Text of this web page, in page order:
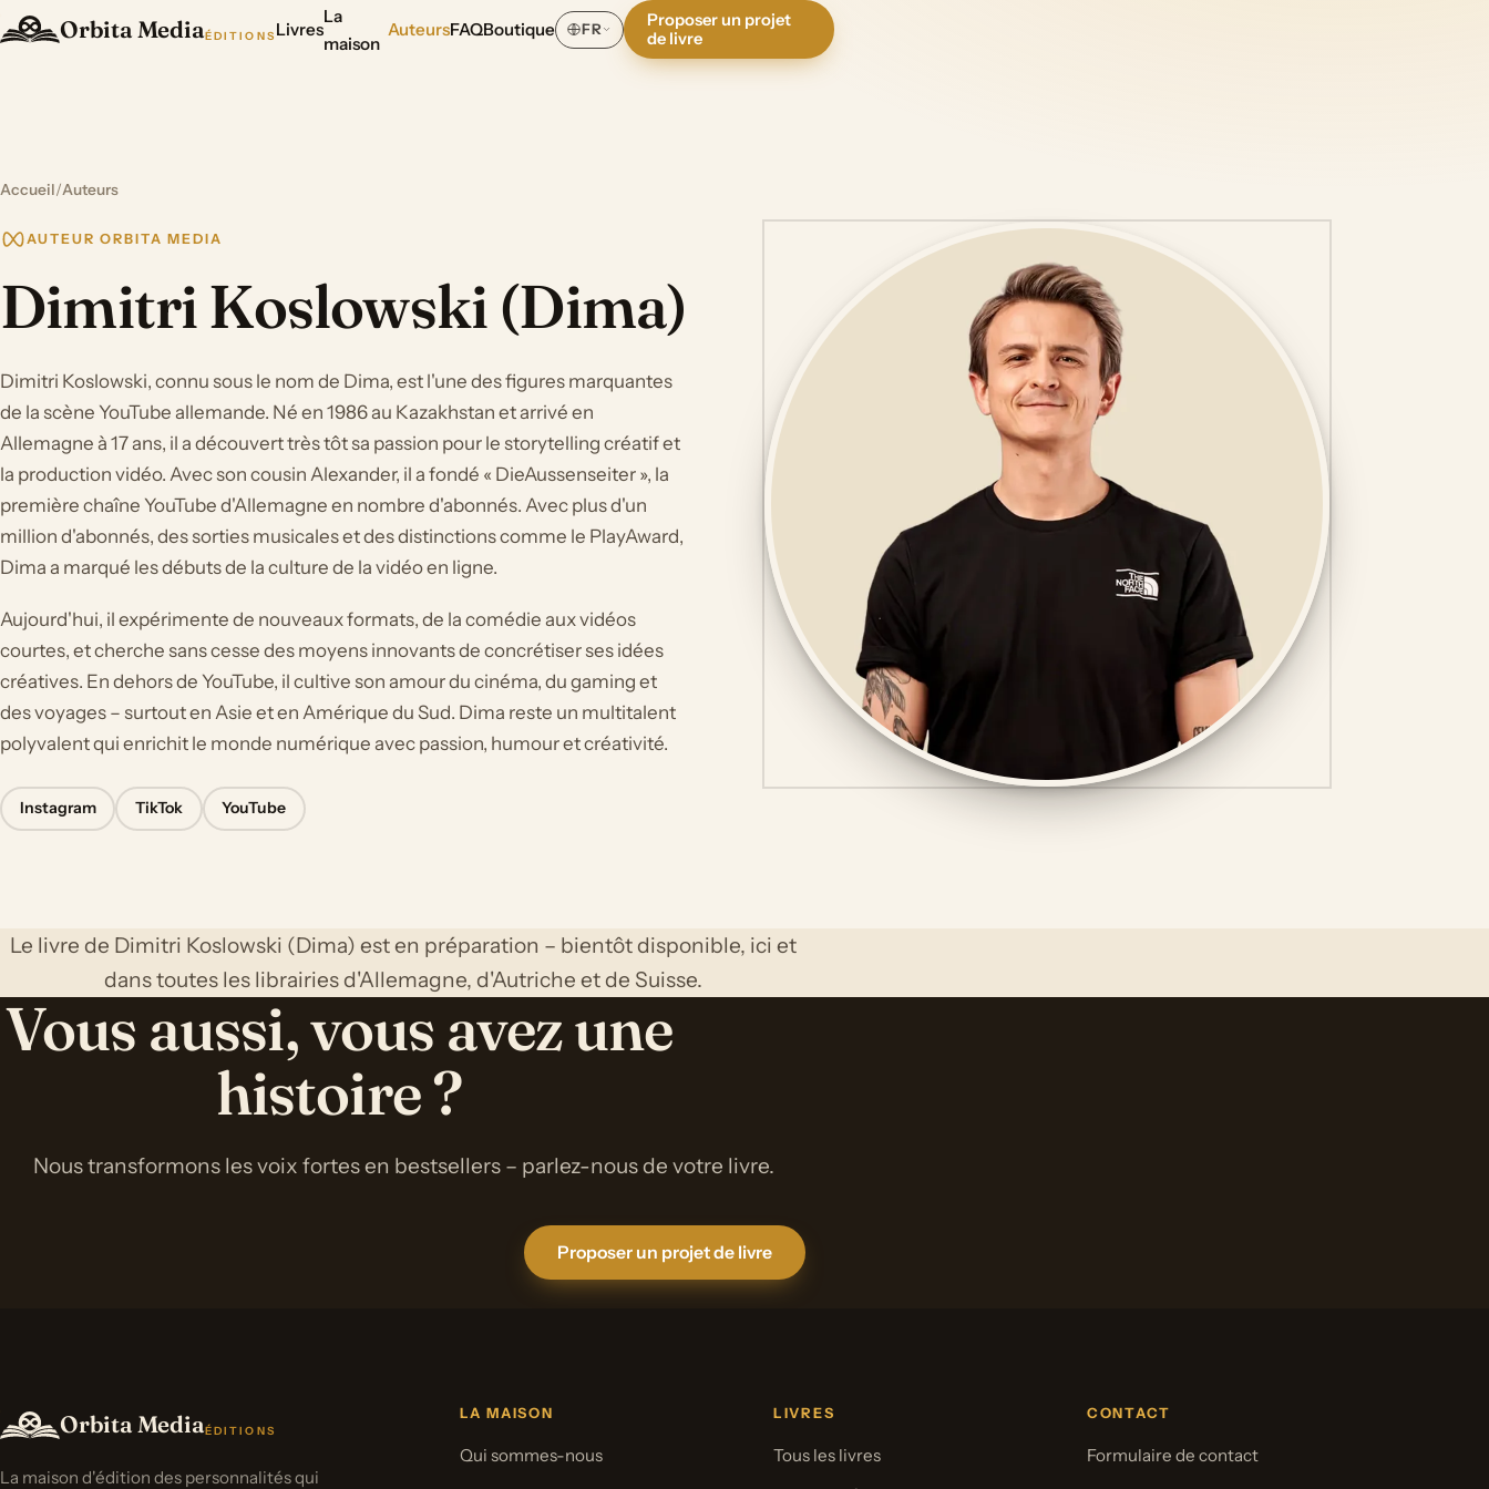
Orbita MediaÉDITIONS Livres
La
maison
AuteursFAQBoutique FR
Proposer un projet
de livre
Accueil/Auteurs
AUTEUR ORBITA MEDIA
Dimitri Koslowski (Dima)
Dimitri Koslowski, connu sous le nom de Dima, est l'une des figures marquantes
de la scène YouTube allemande. Né en 1986 au Kazakhstan et arrivé en
Allemagne à 17 ans, il a découvert très tôt sa passion pour le storytelling créatif et
la production vidéo. Avec son cousin Alexander, il a fondé « DieAussenseiter », la
première chaîne YouTube d'Allemagne en nombre d'abonnés. Avec plus d'un
million d'abonnés, des sorties musicales et des distinctions comme le PlayAward,
Dima a marqué les débuts de la culture de la vidéo en ligne.
Aujourd'hui, il expérimente de nouveaux formats, de la comédie aux vidéos
courtes, et cherche sans cesse des moyens innovants de concrétiser ses idées
créatives. En dehors de YouTube, il cultive son amour du cinéma, du gaming et
des voyages – surtout en Asie et en Amérique du Sud. Dima reste un multitalent
polyvalent qui enrichit le monde numérique avec passion, humour et créativité.
Instagram TikTok YouTube
Le livre de Dimitri Koslowski (Dima) est en préparation – bientôt disponible, ici et
dans toutes les librairies d'Allemagne, d'Autriche et de Suisse.
Vous aussi, vous avez une
histoire ?
Nous transformons les voix fortes en bestsellers – parlez-nous de votre livre.
Proposer un projet de livre
Orbita MediaÉDITIONS
La maison d'édition des personnalités qui
LA MAISON
Qui sommes-nous
LIVRES
Tous les livres
CONTACT
Formulaire de contact